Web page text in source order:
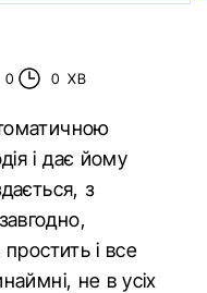
0 0 ХВ
і дає йому
з
і все
не в усіх